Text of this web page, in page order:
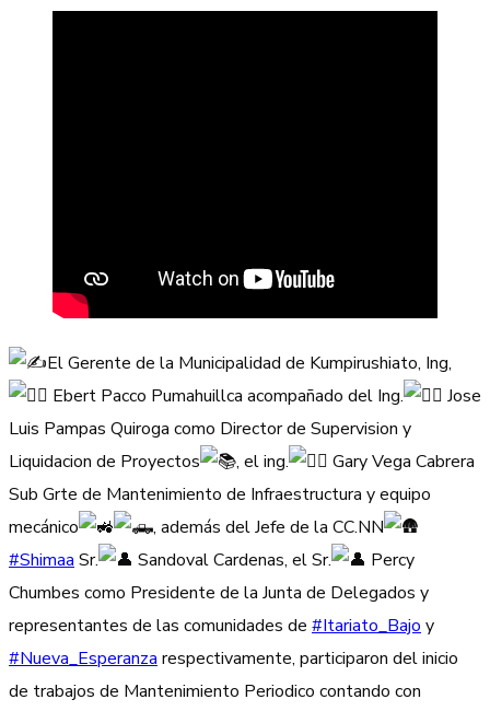
El Gerente de la Municipalidad de Kumpirushiato, Ing,
Ebert Pacco Pumahuillca acompañado del Ing.
Jose
Luis Pampas Quiroga como Director de Supervision y
Liquidacion de Proyectos
, el ing.
Gary Vega Cabrera
Sub Grte de Mantenimiento de Infraestructura y equipo
mecánico
, además del Jefe de la CC.NN
#ShimaaSr. Sandoval Cardenas, el Sr.
Percy
Chumbes como Presidente de la Junta de Delegados y
representantes de las comunidades de #Itariato_Bajoy
#Nueva_Esperanzarespectivamente, participaron del inicio
de trabajos de Mantenimiento Periodico contando con